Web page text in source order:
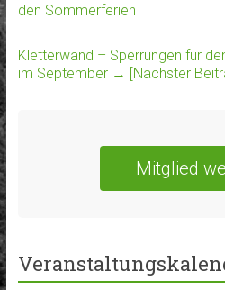
den Sommerferien
Kletterwand – Sperrungen für
im September → [Nächster
Mitglied